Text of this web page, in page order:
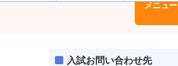
メニュー
入試お問い合わせ先